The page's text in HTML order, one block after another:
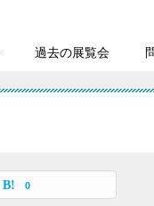
過去の展覧会
0